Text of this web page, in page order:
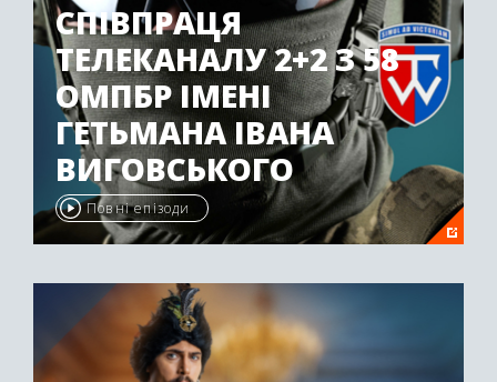
СПІВПРАЦЯ
ТЕЛЕКАНАЛУ 2+2 З 58
ОМПБР ІМЕНІ
ГЕТЬМАНА ІВАНА
ВИГОВСЬКОГО
Повні епізоди